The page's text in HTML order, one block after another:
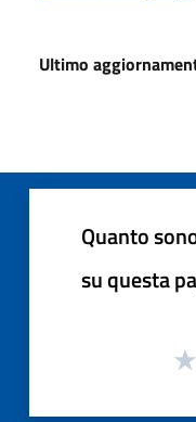
Ultimo
Quanto
su questa